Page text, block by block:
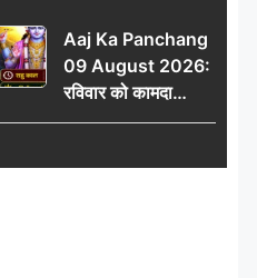
योग
Aaj Ka Panchang
09 August 2026:
रविवार को कामदा
एकादशी का व्रत, जानें
और शुभ समय